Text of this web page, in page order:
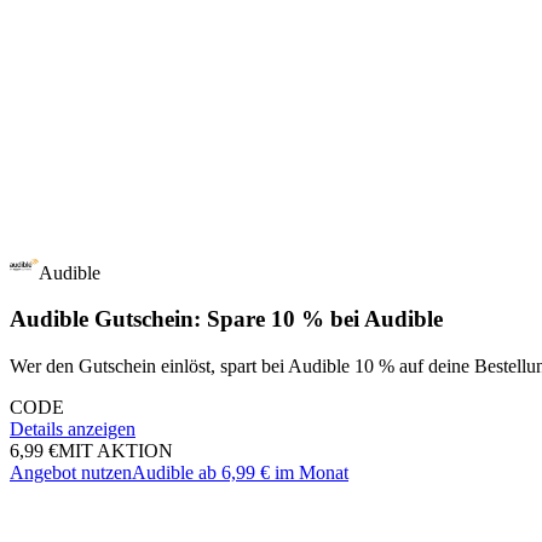
Audible
Audible Gutschein: Spare 10 % bei Audible
Wer den Gutschein einlöst, spart bei Audible 10 % auf deine
CODE
Details anzeigen
6,99 €MIT AKTION
Angebot nutzenAudible ab 6,99 € im Monat